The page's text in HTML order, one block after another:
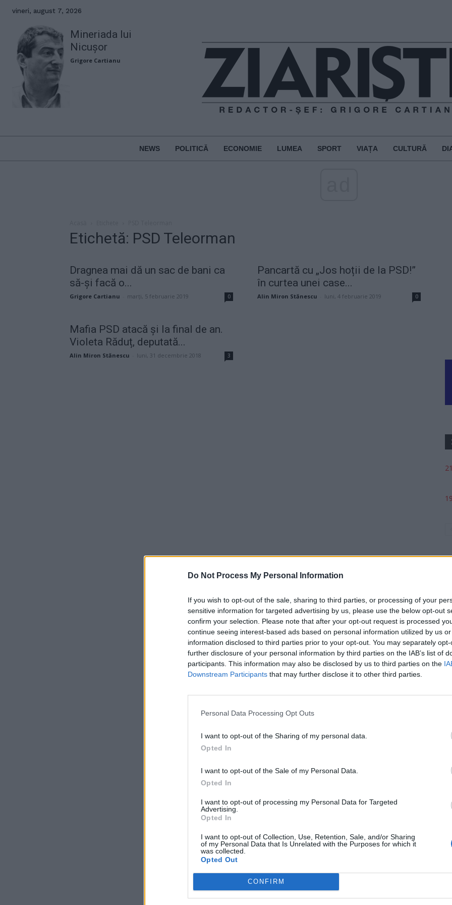
Do Not Process My Personal Information
If you wish to opt-out of the sale, sharing to third parties, or processing of your
sensitive information for targeted advertising by us, please use the below opt-out
confirm your selection. Please note that after your opt-out request is processed
continue seeing interest-based ads based on personal information utilized by us
information disclosed to third parties prior to your opt-out. You may separately
further disclosure of your personal information by third parties on the IAB’s list of
participants. This information may also be disclosed by us to third parties on the
Downstream Participants that may further disclose it to other third parties.
Personal Data Processing Opt Outs
I want to opt-out of the Sharing of my personal data.
Opted In
I want to opt-out of the Sale of my Personal Data.
Opted In
I want to opt-out of processing my Personal Data for Targeted
Advertising.
Opted In
I want to opt-out of Collection, Use, Retention, Sale, and/or Sharing
of my Personal Data that Is Unrelated with the Purposes for which it
was collected.
Opted Out
CONFIRM
vineri, august 7, 2026
Mineriada lui
Nicușor
Grigore Cartianu
NEWS POLITICĂ ECONOMIE LUMEA SPORT VIAȚA CULTURĂ
Etichetă: PSD Teleorman
Dragnea mai dă un sac de bani ca
să-și facă o...
Grigore Cartianu marți, 5 februarie 2019 0
Pancartă cu „Jos hoții de la PSD!”
în curtea unei case...
Alin Miron Stănescu luni, 4 februarie 2019 0
Mafia PSD atacă şi la final de an.
Violeta Răduț, deputată...
Alin Miron Stănescu luni, 31 decembrie 2018 3